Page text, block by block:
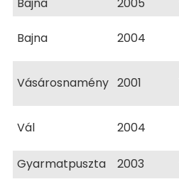
Bajna 2004
Vásárosnamény 2001
Vál 2004
Gyarmatpuszta 2003